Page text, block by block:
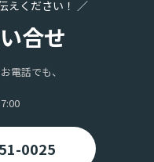
えください！ ／
合せ
電話でも、
0025